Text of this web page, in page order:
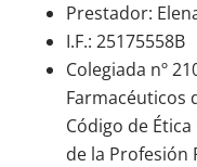
Prestador:
I.F.: 25175558B
Colegiada nº
Farmacéuticos
Código de
de la Profesión